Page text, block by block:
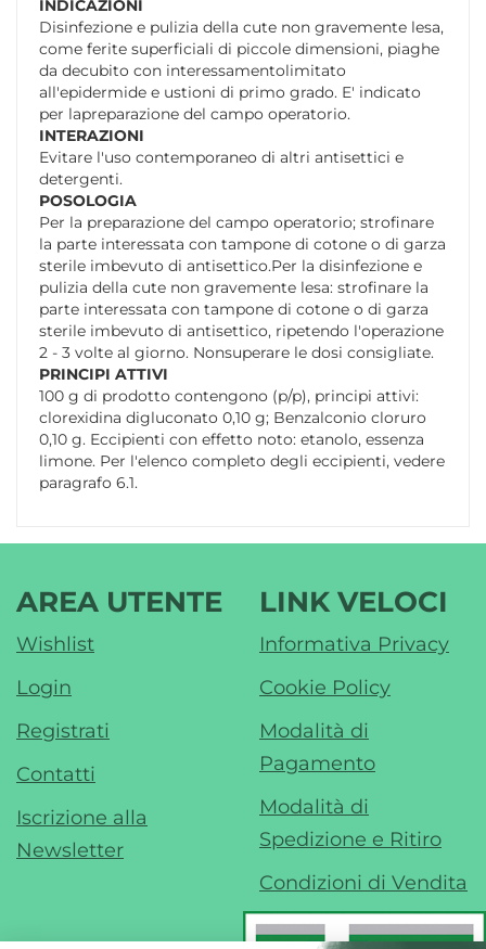
INDICAZIONI
Disinfezione e pulizia della cute non gravemente lesa,
come ferite superficiali di piccole dimensioni, piaghe
da decubito con interessamentolimitato
all'epidermide e ustioni di primo grado. E' indicato
per lapreparazione del campo operatorio.
INTERAZIONI
Evitare l'uso contemporaneo di altri antisettici e
detergenti.
POSOLOGIA
Per la preparazione del campo operatorio; strofinare
la parte interessata con tampone di cotone o di garza
sterile imbevuto di antisettico.Per la disinfezione e
pulizia della cute non gravemente lesa: strofinare la
parte interessata con tampone di cotone o di garza
sterile imbevuto di antisettico, ripetendo l'operazione
2 - 3 volte al giorno. Nonsuperare le dosi consigliate.
PRINCIPI ATTIVI
100 g di prodotto contengono (p/p), principi attivi:
clorexidina digluconato 0,10 g; Benzalconio cloruro
0,10 g. Eccipienti con effetto noto: etanolo, essenza
limone. Per l'elenco completo degli eccipienti, vedere
paragrafo 6.1.
AREA UTENTE
Wishlist
Login
Registrati
Contatti
Iscrizione alla
Newsletter
LINK VELOCI
Informativa Privacy
Cookie Policy
Modalità di
Pagamento
Modalità di
Spedizione e Ritiro
Condizioni di Vendita